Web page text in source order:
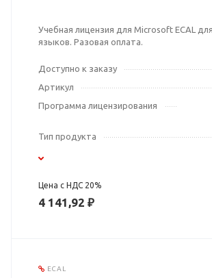
Учебная лицензия для Microsoft ECAL
языков. Разовая оплата.
Доступно к заказу
Артикул
Программа лицензирования
Тип продукта
Цена с НДС 20%
4 141,92 ₽
ECAL